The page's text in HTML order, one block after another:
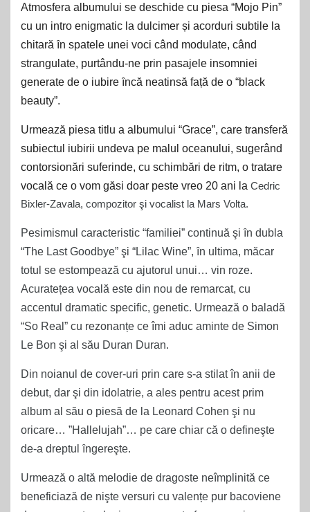
Atmosfera albumului se deschide cu piesa “Mojo Pin”
cu un intro enigmatic la dulcimer și acorduri subtile la
chitară ȋn spatele unei voci când modulate, când
strangulate, purtându-ne prin pasajele insomniei
generate de o iubire ȋncă neatinsă față de o “black
beauty”.
Urmează piesa titlu a albumului “Grace”, care transferă
subiectul iubirii undeva pe malul oceanului, sugerând
contorsionări suferinde, cu schimbări de ritm, o tratare
vocală ce o vom găsi doar peste vreo 20 ani la Cedric
Bixler-Zavala, compozitor şi vocalist la Mars Volta.
Pesimismul caracteristic “familiei” continuă şi ȋn dubla
“The Last Goodbye” şi “Lilac Wine”, ȋn ultima, măcar
totul se estompează cu ajutorul unui… vin roze.
Acuratețea vocală este din nou de remarcat, cu
accentul dramatic specific, genetic. Urmează o baladă
“So Real” cu rezonanțe ce îmi aduc aminte de Simon
Le Bon şi al său Duran Duran.
Din noianul de cover-uri prin care s-a stilat în anii de
debut, dar şi din idolatrie, a ales pentru acest prim
album al său o piesă de la Leonard Cohen şi nu
oricare… ”Hallelujah”… pe care chiar că o defineşte
de-a dreptul ȋngereşte.
Urmează o altă melodie de dragoste neîmplinită ce
beneficiază de nişte versuri cu valențe pur bacoviene